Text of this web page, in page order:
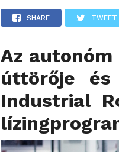
SHARE TWEET
Az
úttörője és
Industrial